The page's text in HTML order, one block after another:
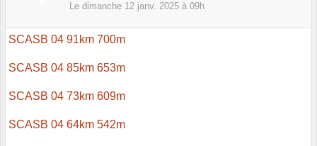
Le dimanche 12 janv. 2025 à 09h
SCASB 04 91km 700m
SCASB 04 85km 653m
SCASB 04 73km 609m
SCASB 04 64km 542m